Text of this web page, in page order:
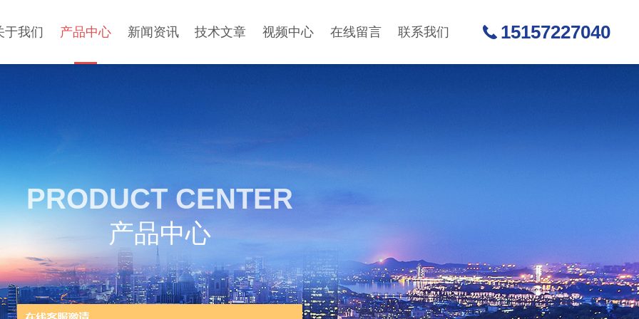
于我们 产品中心 新闻资讯 技术文章 视频中心 在线留言 联系我们 15157227040
PRODUCT CENTER
产品中心